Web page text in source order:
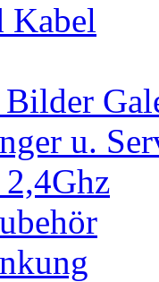
Kabel
u.